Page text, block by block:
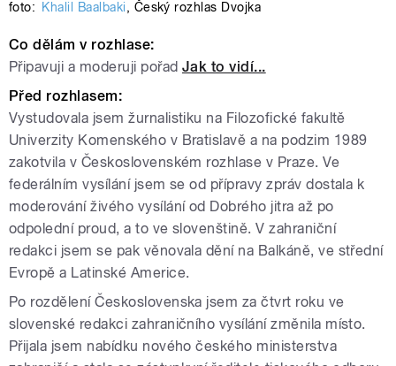
foto: Khalil Baalbaki, Český rozhlas Dvojka
Co dělám v rozhlase:
Připavuji a moderuji pořad Jak to vidí...
Před rozhlasem:
Vystudovala jsem žurnalistiku na Filozofické fakultě
Univerzity Komenského v Bratislavě a na podzim 1989
zakotvila v Československém rozhlase v Praze. Ve
federálním vysílání jsem se od přípravy zpráv dostala k
moderování živého vysílání od Dobrého jitra až po
odpolední proud, a to ve slovenštině. V zahraniční
redakci jsem se pak věnovala dění na Balkáně, ve střední
Evropě a Latinské Americe.
Po rozdělení Československa jsem za čtvrt roku ve
slovenské redakci zahraničního vysílání změnila místo.
Přijala jsem nabídku nového českého ministerstva